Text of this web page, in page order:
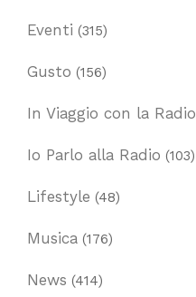
Eventi (315)
Gusto (156)
In Viaggio con la Radio
Io Parlo alla Radio (103)
Lifestyle (48)
Musica (176)
News (414)